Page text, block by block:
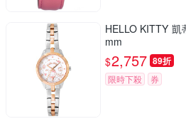
HELLO KITTY
mm
$2,757 89折
限時下殺 券